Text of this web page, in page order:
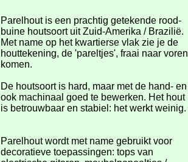
Parelhout is een prachtig getekende rood-
buine houtsoort uit Zuid-Amerika / Brazilië.
Met name op het kwartierse vlak zie je de
houttekening, de 'pareltjes', fraai naar voren
komen.
De houtsoort is hard, maar met de hand- en
ook machinaal goed te bewerken. Het hout
is betrouwbaar en stabiel: het werkt weinig.
Parelhout wordt met name gebruikt voor
decoratieve toepassingen: tops van